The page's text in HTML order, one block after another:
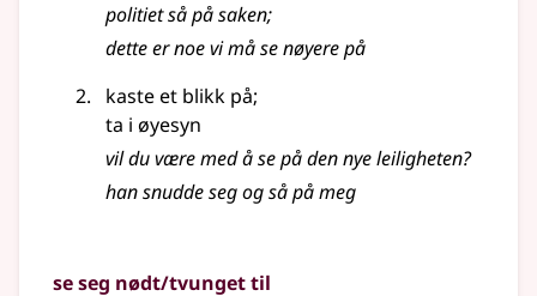
politiet så på saken;
dette er noe vi må se nøyere på
kaste et blikk på;
ta i øyesyn
vil du være med å se på den nye leiligheten?
han snudde seg og så på meg
se seg nødt/tvunget til